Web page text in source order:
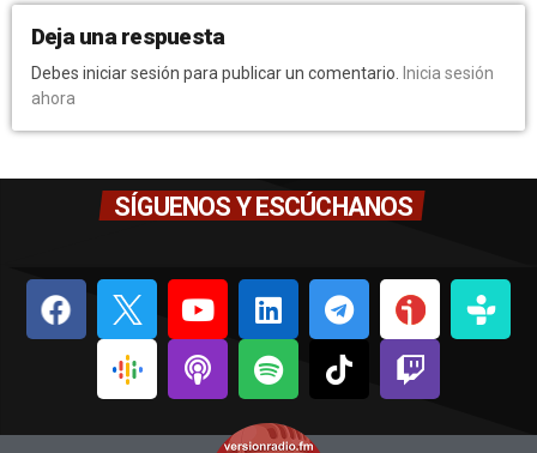
Deja una respuesta
Debes iniciar sesión para publicar un comentario. Inicia sesión
ahora
SÍGUENOS Y ESCÚCHANOS